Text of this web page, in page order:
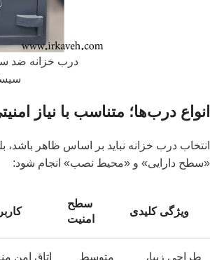
درب خزانه ضد
انواع درب‌ها؛ متناسب با نیاز
انتخاب درب خزانه نباید بر اساس ظاهر باشد،
«سطح دارایی» و «محیط نصب» انجام شود:
سطح
امنیت
ویژگی کلیدی
اتاق امن
متوسط
طراحی زیبا،